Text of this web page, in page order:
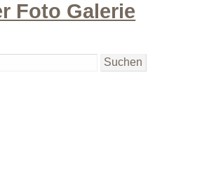
Foto Galerie